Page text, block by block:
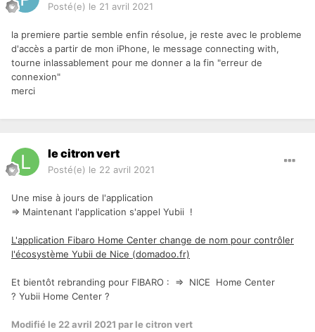
Posté(e) le 21 avril 2021
la premiere partie semble enfin résolue, je reste avec le probleme
d'accès a partir de mon iPhone, le message connecting with,
tourne inlassablement pour me donner a la fin "erreur de
connexion"
merci
le citron vert
Posté(e) le 22 avril 2021
Une mise à jours de l'application
=> Maintenant l'application s'appel Yubii !
L'application Fibaro Home Center change de nom pour contrôler
l'écosystème Yubii de Nice (domadoo.fr)
Et bientôt rebranding pour FIBARO : => NICE Home Center
? Yubii Home Center ?
Modifié le 22 avril 2021 par le citron vert